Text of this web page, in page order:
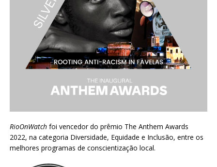
RioOnWatch foi vencedor do prêmio The Anthem Awards
2022, na categoria Diversidade, Equidade e Inclusão, entre os
melhores programas de conscientização local.